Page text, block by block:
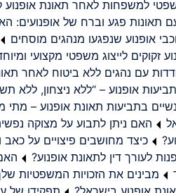
למשפחות לאחר תאונת אופנוע
תאונות פגע וברח של אופנועים:
אופנוע שנפגעו מנהגים מוסחים
זקוקים לייצוג משפטי מקצועי
עם נהגים ללא ביטוח לאחר
אופנוע – “ללא ניצחון, ללא
בתביעות תאונת אופנוע – מתי
האם ניתן לתבוע על מצוקה
כיצד מחושבים פיצויים על
לעורך דין לתאונת אופנוע?
מבינים את הזכויות המשפטיות